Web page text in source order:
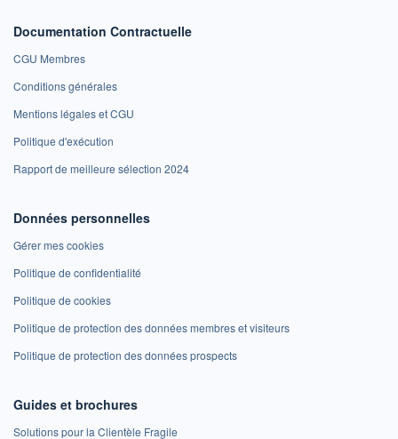
Documentation Contractuelle
CGU Membres
Conditions générales
Mentions légales et CGU
Politique d'exécution
Rapport de meilleure sélection 2024
Données personnelles
Gérer mes cookies
Politique de confidentialité
Politique de cookies
Politique de protection des données membres et visiteurs
Politique de protection des données prospects
Guides et brochures
Solutions pour la Clientèle Fragile